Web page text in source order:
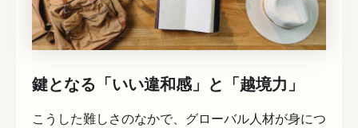
鍵となる「いい違和感」と「越境力」
こうした難しさのなかで、グローバル人材が身につ